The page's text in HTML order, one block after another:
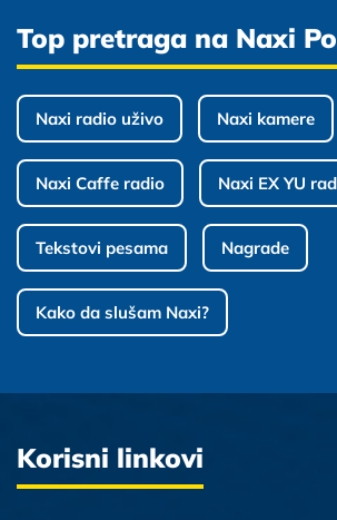
Top pretraga na Naxi
Naxi radio uživo Naxi kamere
Naxi Caffe radio Naxi EX YU
Tekstovi pesama Nagrade
Kako da slušam Naxi?
Korisni linkovi